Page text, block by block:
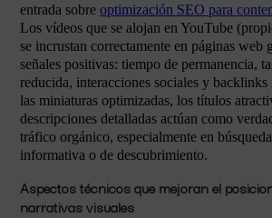
entrada sobre optimización SEO para
Los vídeos que se alojan en YouTube
se incrustan correctamente en páginas web
señales positivas: tiempo de permanencia,
reducida, interacciones sociales y backlinks
las miniaturas optimizadas, los títulos
descripciones detalladas actúan como
tráfico orgánico, especialmente en
informativa o de descubrimiento.
Aspectos técnicos que mejoran el
narrativas visuales